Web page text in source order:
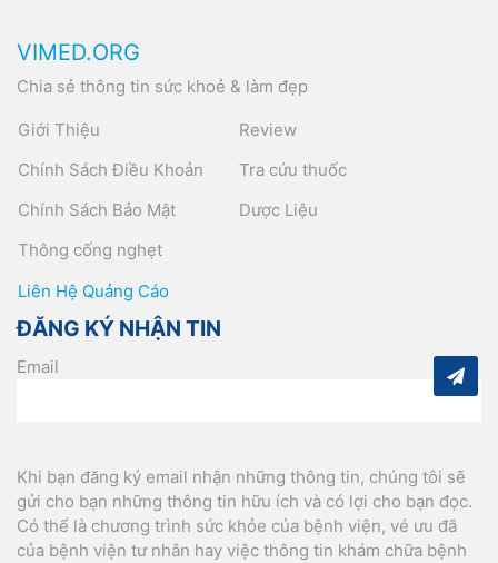
VIMED.ORG
Chia sẻ thông tin sức khoẻ & làm đẹp
Giới Thiệu
Chính Sách Điều Khoản
Chính Sách Bảo Mật
Thông cống nghẹt
Review
Tra cứu thuốc
Dược Liệu
Liên Hệ Quảng Cáo
ĐĂNG KÝ NHẬN TIN
Email
Khi bạn đăng ký email nhận những thông tin, chúng tôi sẽ
gửi cho bạn những thông tin hữu ích và có lợi cho bạn đọc.
Có thể là chương trình sức khỏe của bệnh viện, vé ưu đã
của bệnh viện tư nhân hay việc thông tin khám chữa bệnh